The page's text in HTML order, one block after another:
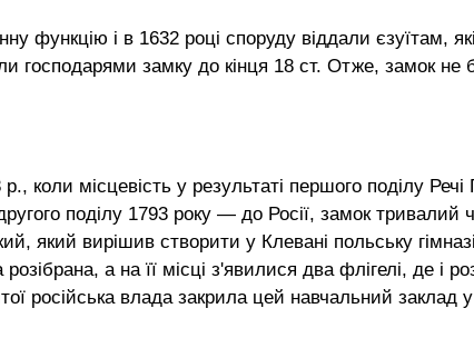
функцію і в 1632 році споруду віддали єзуїтам,
господарями замку до кінця 18 ст. Отже, замок не
р., коли місцевість у результаті першого поділу
другого поділу 1793 року — до Росії, замок
який вирішив створити у Клевані польську
а на її місці з'явилися два флігелі, де і
російська влада закрила цей навчальний заклад